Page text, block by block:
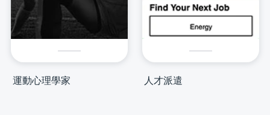
運動心理學家 人才派遣